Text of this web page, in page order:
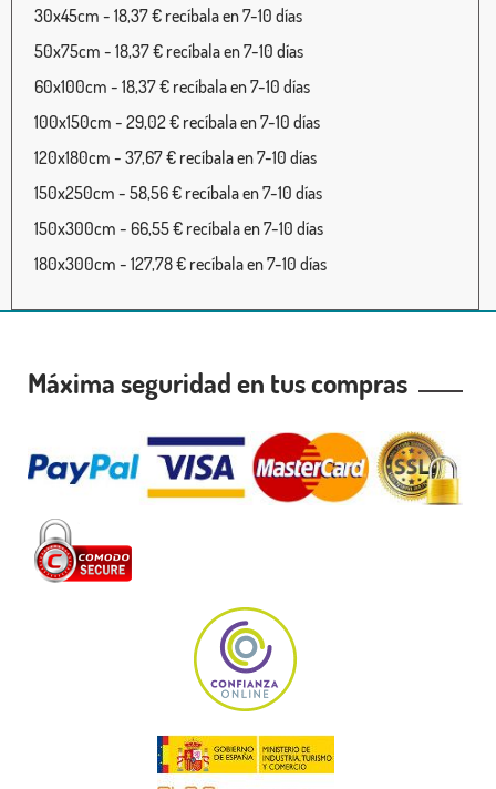
30x45cm - 18,37 € recíbala en 7-10 días
50x75cm - 18,37 € recíbala en 7-10 días
60x100cm - 18,37 € recíbala en 7-10 días
100x150cm - 29,02 € recíbala en 7-10 días
120x180cm - 37,67 € recíbala en 7-10 días
150x250cm - 58,56 € recíbala en 7-10 días
150x300cm - 66,55 € recíbala en 7-10 días
180x300cm - 127,78 € recíbala en 7-10 días
Máxima seguridad en tus compras